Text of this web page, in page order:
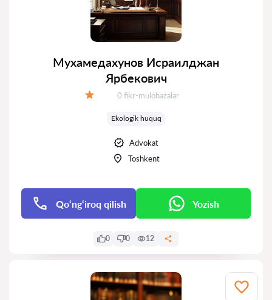
Мухамедахунов Исраилджан
Ярбекович
Fikrlar:
0 fikr-mulohazalar
Ekologik huquq
Advokat
Toshkent
Qo‘ng‘iroq qilish Yozish
0 0 12